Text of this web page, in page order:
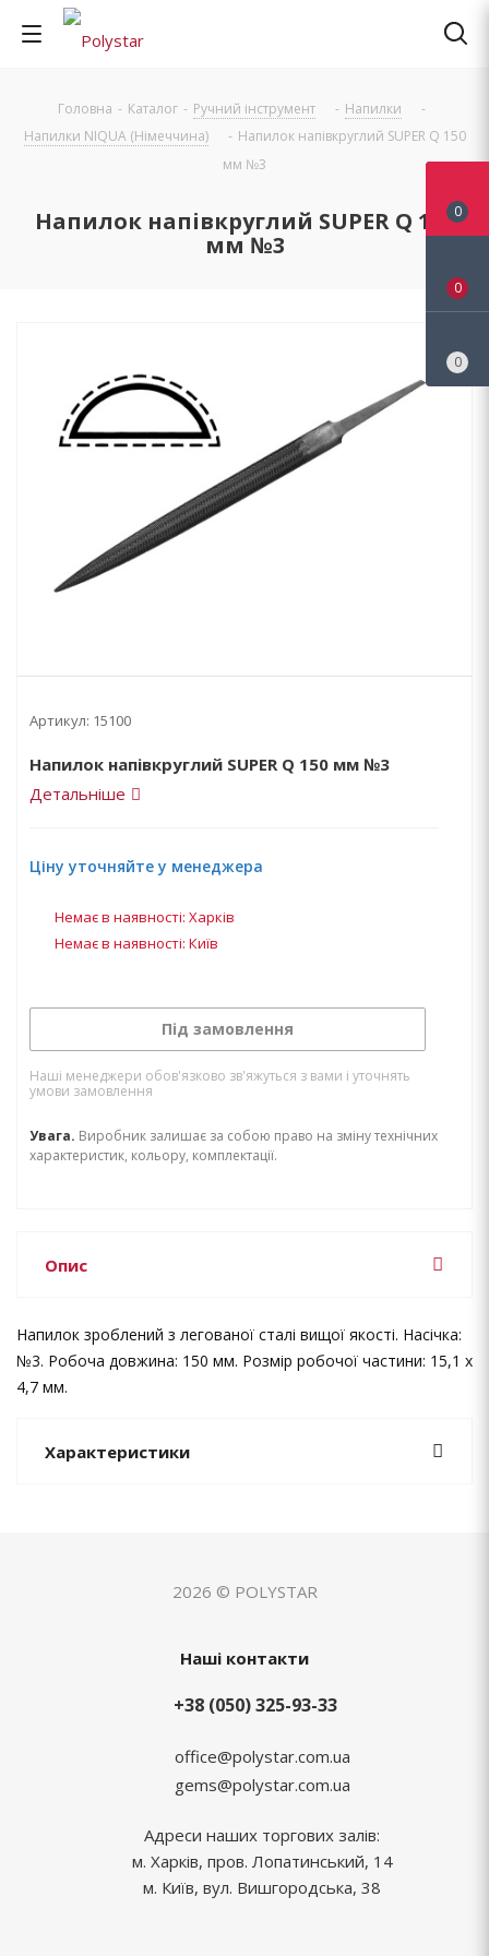
Головна - Каталог - Ручний інструмент - Напилки
-
Напилки NIQUA (Німеччина)
- Напилок напівкруглий SUPER Q 150
мм №3
Напилок напівкруглий SUPER Q 150
мм №3
Артикул: 15100
Напилок напівкруглий SUPER Q 150 мм №3
Детальніше
Ціну уточняйте у менеджера
Немає в наявності: Харків
Немає в наявності: Київ
Під замовлення
Наші менеджери обов'язково зв'яжуться з вами і уточнять
умови замовлення
Увага. Виробник залишає за собою право на зміну технічних
характеристик, кольору, комплектації.
Опис
Напилок зроблений з легованої сталі вищої якості. Насічка:
№3. Робоча довжина: 150 мм. Розмір робочої частини: 15,1 х
4,7 мм.
Характеристики
2026 © POLYSTAR
Наші контакти
+38 (050) 325-93-33
office@polystar.com.ua
gems@polystar.com.ua
Адреси наших торгових залів:
м. Харків, пров. Лопатинський, 14
м. Київ, вул. Вишгородська, 38
0
0
0